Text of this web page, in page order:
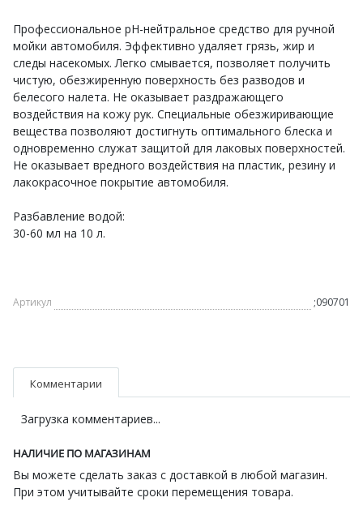
Профессиональное pH-нейтральное средство для ручной
мойки автомобиля. Эффективно удаляет грязь, жир и
следы насекомых. Легко смывается, позволяет получить
чистую, обезжиренную поверхность без разводов и
белесого налета. Не оказывает раздражающего
воздействия на кожу рук. Специальные обезжиривающие
вещества позволяют достигнуть оптимального блеска и
одновременно служат защитой для лаковых поверхностей.
Не оказывает вредного воздействия на пластик, резину и
лакокрасочное покрытие автомобиля.
Разбавление водой:
30-60 мл на 10 л.
Артикул ;090701
Комментарии
Загрузка комментариев...
НАЛИЧИЕ ПО МАГАЗИНАМ
Вы можете сделать заказ с доставкой в любой магазин.
При этом учитывайте сроки перемещения товара.